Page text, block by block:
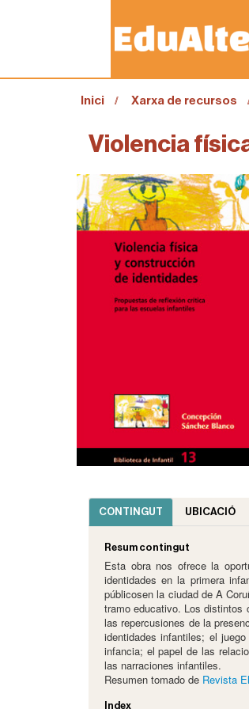
oInici Xarxa de recursos
Violencia
CONTINGUT UBICACIÓ
Resum contingut
Esta obra nos ofrece la
identidades en la primera
públicosen la ciudad de A
tramo educativo. Los distintos
las repercusiones de la
identidades infantiles; el
infancia; el papel de las
las narraciones infantiles.
Resumen tomado de Revista
Index